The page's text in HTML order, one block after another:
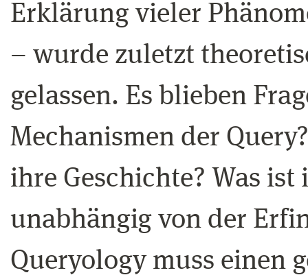
Erklärung vieler
– wurde zuletzt
gelassen. Es blieben
Mechanismen der
ihre Geschichte? Was
unabhängig von der
Queryology muss einen